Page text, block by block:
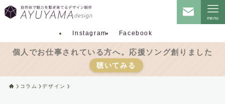
menu
Instagram Facebook
個人でお仕事されている方へ。応援ソング創りました
聴いてみる
コラム デザイン